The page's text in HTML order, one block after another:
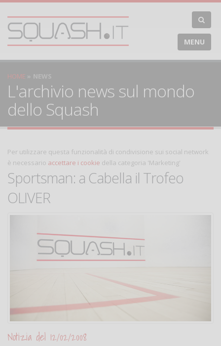
MENU
HOME NEWS
L'archivio news sul mondo
dello Squash
Per utilizzare questa funzionalità di condivisione sui social network
è necessario accettare i cookie della categoria 'Marketing'
Sportsman: a Cabella il Trofeo
OLIVER
Notizia del 12/02/2008